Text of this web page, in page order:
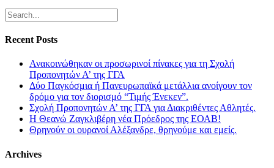
Recent Posts
Ανακοινώθηκαν οι προσωρινοί πίνακες για τη Σχολή
Προπονητών Α’ της ΓΓΑ
Δύο Παγκόσμια ή Πανευρωπαϊκά μετάλλια ανοίγουν τον
δρόμο για τον διορισμό “Τιμής Ένεκεν”.
Σχολή Προπονητών Α’ της ΓΓΑ για Διακριθέντες Αθλητές.
Η Θεανώ Ζαγκλιβέρη νέα Πρόεδρος της ΕΟΑΒ!
Θρηνούν οι ουρανοί Αλέξανδρε, θρηνούμε και εμείς.
Archives